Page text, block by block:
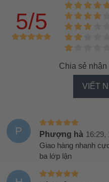
5/5
Chia sẻ nhận
VIẾT
P Phượng hà 16:29,
Giao hàng nhanh
ba lớp lận